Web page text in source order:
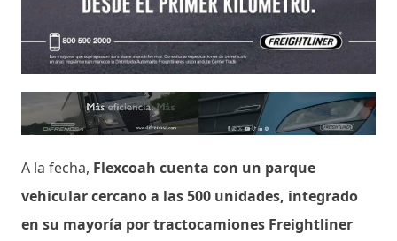
A la fecha, Flexcoah cuenta con un parque
vehicular cercano a las 500 unidades, integrado
en su mayoría por tractocamiones Freightliner